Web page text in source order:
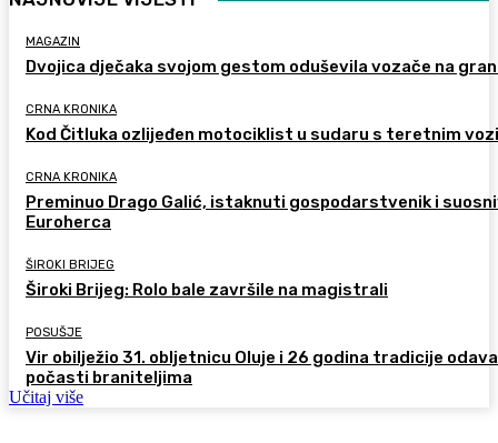
MAGAZIN
Dvojica dječaka svojom gestom oduševila vozače na
CRNA KRONIKA
Kod Čitluka ozlijeđen motociklist u sudaru s teretnim
CRNA KRONIKA
Preminuo Drago Galić, istaknuti gospodarstvenik i
Euroherca
ŠIROKI BRIJEG
Široki Brijeg: Rolo bale završile na magistrali
POSUŠJE
Vir obilježio 31. obljetnicu Oluje i 26 godina tradicije
počasti braniteljima
Učitaj više